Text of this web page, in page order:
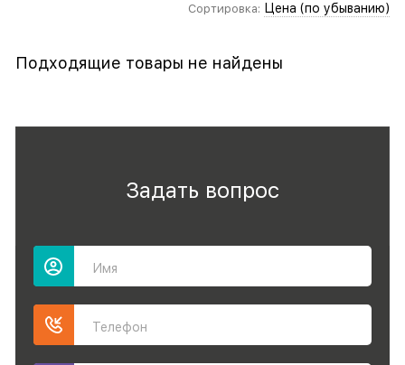
Сортировка: Цена (по убыванию)
Подходящие товары не найдены
Задать вопрос
Имя
Телефон